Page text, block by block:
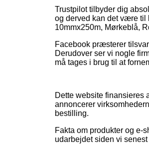
Trustpilot tilbyder dig
og derved kan det være til
10mmx250m, Mørkeblå,
Facebook præsterer
Derudover ser vi nogle
må tages i brug til at
Dette website finansieres
annoncerer
bestilling.
Fakta om produkter og e-
udarbejdet siden vi